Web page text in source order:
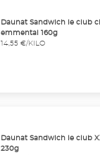
Daunat Sandwich le club
emmental 160g
14,55 €/KILO
Daunat Sandwich le club
230g